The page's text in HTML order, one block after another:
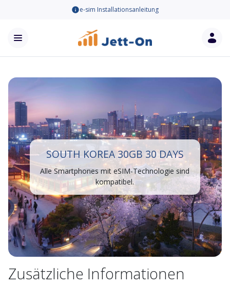
e-sim Installationsanleitung
SOUTH KOREA 30GB 30 DAYS
Alle Smartphones mit eSIM-Technologie sind
kompatibel.
Zusätzliche Informationen